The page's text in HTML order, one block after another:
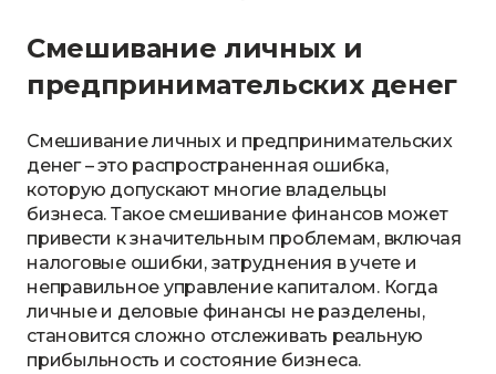
Смешивание личных и
предпринимательских денег
Смешивание личных и предпринимательских
денег – это распространенная ошибка,
которую допускают многие владельцы
бизнеса. Такое смешивание финансов может
привести к значительным проблемам, включая
налоговые ошибки, затруднения в учете и
неправильное управление капиталом. Когда
личные и деловые финансы не разделены,
становится сложно отслеживать реальную
прибыльность и состояние бизнеса.